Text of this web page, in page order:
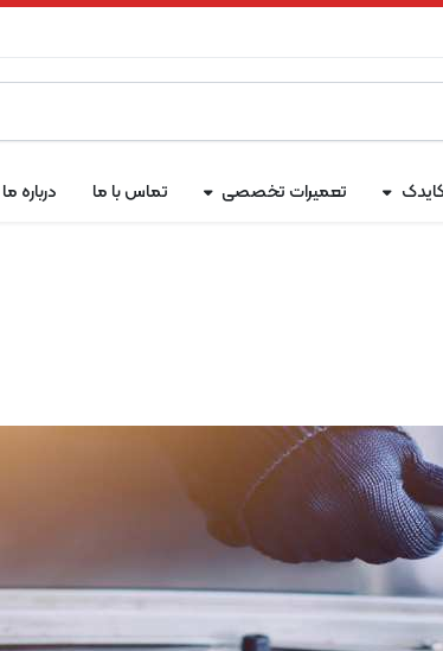
تعمیرات تخصصی تماس با ما درباره ما